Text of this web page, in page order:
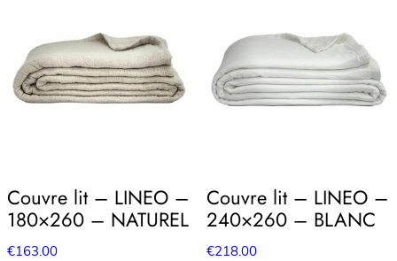
Couvre lit – LINEO –
180×260 – NATUREL
€163.00
Couvre lit – LINEO –
240×260 – BLANC
€218.00